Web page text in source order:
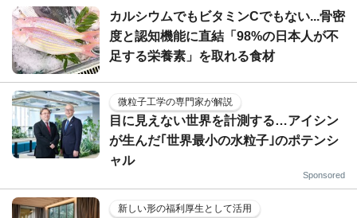
カルシウムでもビタミンCでもない...骨密
度と認知機能に直結「98%の日本人が不
足する栄養素」を取れる食材
微粒子工学の専門家が解説
目に見えない世界を計測する…アイシン
が生んだ｢世界最小の水粒子｣のポテンシ
ャル
Sponsored
新しい形の福利厚生として活用